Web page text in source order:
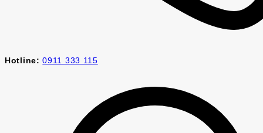
Hotline: 0911 333 115